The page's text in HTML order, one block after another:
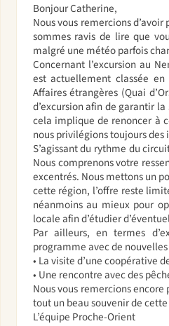
Bonjour Catherine,
Nous vous remercions
sommes ravis de lire que
malgré une météo parfois
Concernant l’excursion au
est actuellement classée
Affaires étrangères (Quai
d’excursion afin de garantir
cela implique de renoncer à
nous privilégions toujours
S’agissant du rythme du
Nous comprenons votre
excentrés. Nous mettons un
cette région, l’offre reste
néanmoins au mieux pour
locale afin d’étudier
Par ailleurs, en termes
programme avec de
• La visite d’une coopérative
• Une rencontre avec des
Nous vous remercions
tout un beau souvenir de
L’équipe Proche-Orient